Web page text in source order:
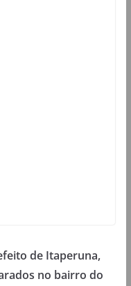
de Itaperuna,
no bairro do